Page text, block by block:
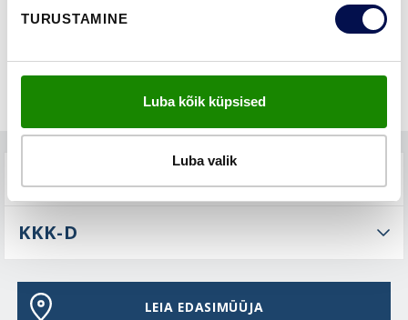
TURUSTAMINE
Luba kõik küpsised
Luba valik
TEHNILINE KIRJELDUS
KKK-D
LEIA EDASIMÜÜJA